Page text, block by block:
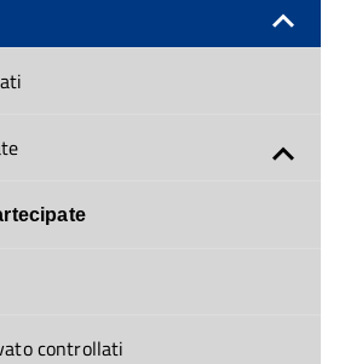
controllati